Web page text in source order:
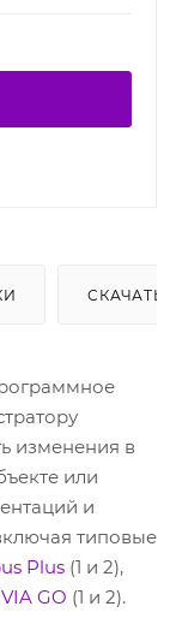
СКАЧАТЬ
изменения в
или
и
типовые
Plus (1 и 2),
VIA GO (1 и 2).